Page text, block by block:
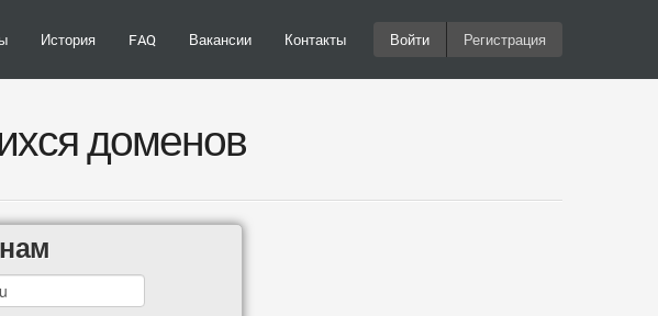
История FAQ Вакансии Контакты Войти Регистрация
доменов